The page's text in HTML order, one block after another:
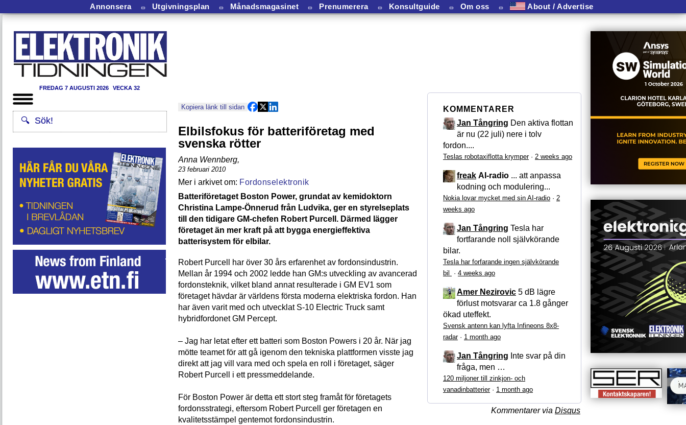
Annonsera ⏛ Utgivningsplan ⏛ Månadsmagasinet ⏛ Prenumerera ⏛ Konsultguide ⏛ Om oss ⏛ About / Advertise
FREDAG 7 AUGUSTI 2026 VECKA 32
Kopiera länk till sidan
Elbilsfokus för batteriföretag med
svenska rötter
Anna Wennberg,
23 februari 2010
Fordonselektronik
Batteriföretaget Boston Power, grundat av kemidoktorn
Christina Lampe-Önnerud från Ludvika, ger en styrelseplats
till den tidigare GM-chefen Robert Purcell. Därmed lägger
företaget än mer kraft på att bygga energieffektiva
batterisystem för elbilar.
Robert Purcell har över 30 års erfarenhet av fordonsindustrin.
Mellan år 1994 och 2002 ledde han GM:s utveckling av avancerad
fordonsteknik, vilket bland annat resulterade i GM EV1 som
företaget hävdar är världens första moderna elektriska fordon. Han
har även varit med och utvecklat S-10 Electric Truck samt
hybridfordonet GM Percept.
– Jag har letat efter ett batteri som Boston Powers i 20 år. När jag
mötte teamet för att gå igenom den tekniska plattformen visste jag
direkt att jag vill vara med och spela en roll i företaget, säger
Robert Purcell i ett pressmeddelande.
För Boston Power är detta ett stort steg framåt för företagets
fordonsstrategi, eftersom Robert Purcell ger företagen en
kvalitetsstämpel gentemot fordonsindustrin.
KOMMENTARER
Jan Tångring Den aktiva flottan
är nu (22 juli) nere i tolv
fordon....
Teslas robotaxiflotta krymper· 2 weeks ago
freak AI-radio ... att anpassa
kodning och modulering...
Nokia lovar mycket med sin AI-radio · 2
weeks ago
Jan Tångring Tesla har
fortfarande noll självkörande
bilar.
Tesla har forfarande ingen självkörande
bil
· 4 weeks ago
Amer Nezirovic 5 dB lägre
förlust motsvarar ca 1.8 gånger
ökad uteffekt.
Svensk antenn kan lyfta Infineons 8x8-
radar· 1 month ago
Jan Tångring Inte svar på din
fråga, men …
120 miljoner till zinkjon- och
vanadinbatterier· 1 month ago
Kommentarer via Disqus